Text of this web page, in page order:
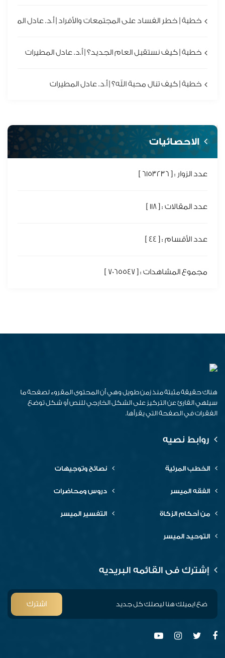
خطبة | خطر الفساد على المجتمعات والأفراد | أ.د. عادل
خطبة | كيف نستقبل العام الجديد؟ | أ.د. عادل المطيرات
خطبة | كيف تنال محبة الله؟ | أ.د. عادل المطيرات
الاحصائيات
عدد الزوار : [ 6153236 ]
عدد المقالات : [ 118 ]
عدد الأقسام : [ 44 ]
مجموع المشاهدات : [ 7065547 ]
هناك حقيقة مثبتة منذ زمن طويل وهي أن المحتوى المقروء لصفحة ما
سيلهي القارئ عن التركيز على الشكل الخارجي للنص أو شكل توضع
الفقرات في الصفحة التي يقرأها.
روابط نصيه
الخطب المرئية نصائح وتوجيهات
الفقه الميسر دروس ومحاضرات
من أحكام الزكاة التفسير الميسر
التوحيد الميسر
إشترك فى القائمه البريديه